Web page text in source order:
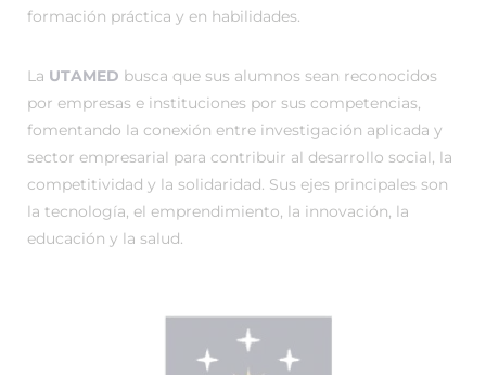
formación práctica y en habilidades.
La UTAMED busca que sus alumnos sean reconocidos
por empresas e instituciones por sus competencias,
fomentando la conexión entre investigación aplicada y
sector empresarial para contribuir al desarrollo social, la
competitividad y la solidaridad. Sus ejes principales son
la tecnología, el emprendimiento, la innovación, la
educación y la salud.